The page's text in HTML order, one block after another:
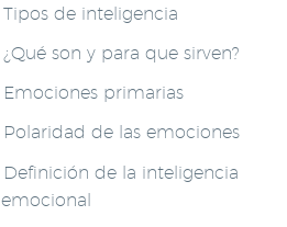
Tipos de inteligencia
¿Qué son y para que sirven?
Emociones primarias
Polaridad de las emociones
Definición de la inteligencia
emocional